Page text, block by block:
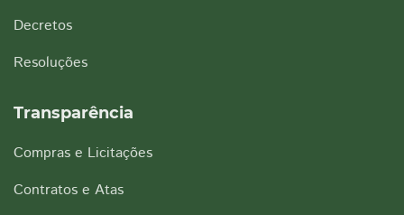
Decretos
Resoluções
Transparência
Compras e Licitações
Contratos e Atas